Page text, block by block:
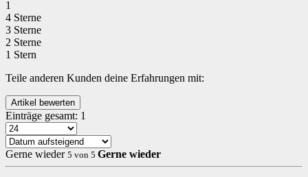
1
4 Sterne
3 Sterne
2 Sterne
1 Stern
Teile anderen Kunden deine Erfahrungen mit:
Einträge gesamt: 1
Gerne wieder 5 von 5 Gerne wieder